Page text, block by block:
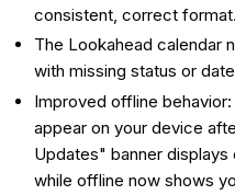
consistent, correct format.
The Lookahead calendar
with missing status or
Improved offline
appear on your device
Updates" banner
while offline now shows